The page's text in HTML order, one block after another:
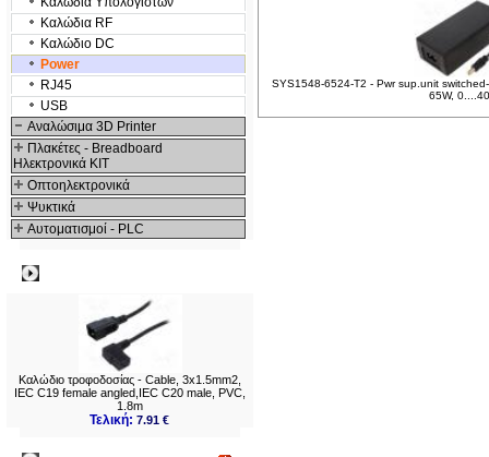
Καλώδια RF
Καλώδιο DC
Power
RJ45
USB
Αναλώσιμα 3D Printer
Πλακέτες - Breadboard
Ηλεκτρονικά ΚΙΤ
Οπτοηλεκτρονικά
Ψυκτικά
Αυτοματισμοί - PLC
Καλώδιο τροφοδοσίας - Cable, 3x1.5mm2,
IEC C19 female angled,IEC C20 male, PVC,
1.8m
Τελική:7.91 €
SYS1548-6524-T2 - Pwr sup.unit
65W,